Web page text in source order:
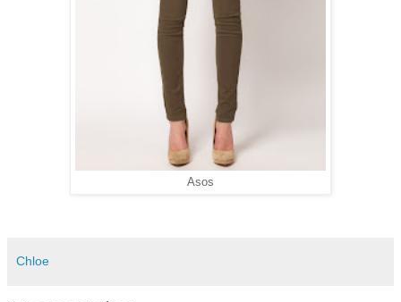
Asos
Chloe